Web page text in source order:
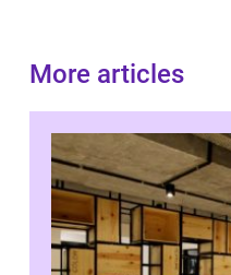
More articles